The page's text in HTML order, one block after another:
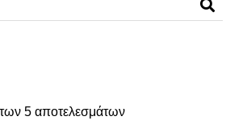
5 αποτελεσμάτων